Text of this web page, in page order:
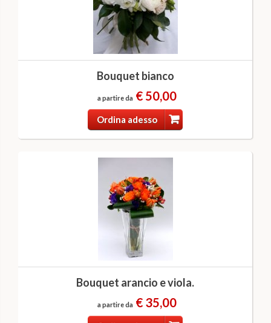
Bouquet bianco
a partire da € 50,00
Ordina adesso
Bouquet arancio e viola.
a partire da € 35,00